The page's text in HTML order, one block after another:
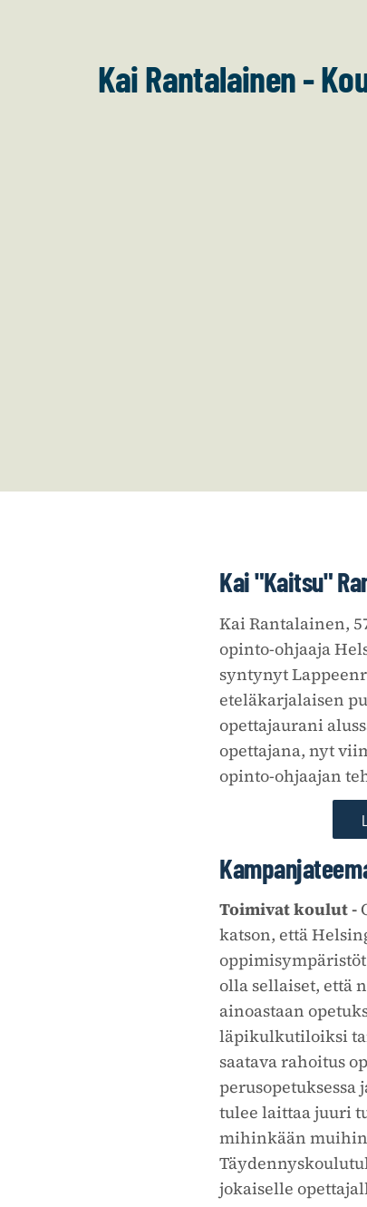
Kai Rantalainen -
Kai "Kaitsu"
Kai Rantalainen,
opinto-ohjaaja
syntynyt
eteläkarjalaisen
opettajaurani
opettajana, nyt
opinto-ohjaajan
Toimivat koulut -
katson, että
olla sellaiset, että
ainoastaan
läpikulkutiloiksi
saatava rahoitus
perusopetuksessa
tulee laittaa juuri
mihinkään
jokaiselle